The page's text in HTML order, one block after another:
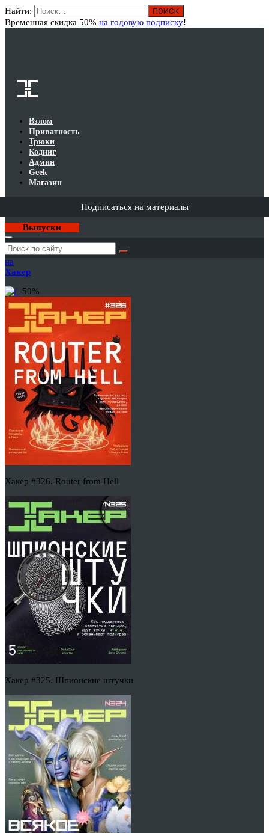
Найти:
Временная скидка 50% на годовую подписку!
Взлом
Приватность
Трюки
Кодинг
Админ
Geek
Магазин
Подписаться на материалы
Выпуски
Годовая
подписка
на
Хакер
-50%
Хакер #326. Router from Hell
Хакер #325. Шпионские штучки